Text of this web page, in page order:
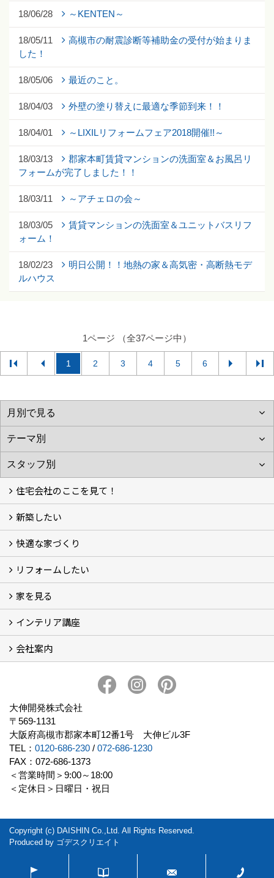
18/06/28 ～KENTEN～
18/05/11
高槻市の耐震診断等補助金の受付が始まりま
した！
18/05/06 最近のこと。
18/04/03 外壁の塗り替えに最適な季節到来！！
18/04/01 ～LIXILリフォームフェア2018開催!!～
18/03/13
郡家本町賃貸マンションの洗面室＆お風呂リ
フォームが完了しました！！
18/03/11 ～アチェロの会～
18/03/05
賃貸マンションの洗面室＆ユニットバスリフ
ォーム！
18/02/23
明日公開！！地熱の家＆高気密・高断熱モデ
ルハウス
1ページ （全37ページ中）
1 2 3 4 5 6
住宅会社のここを見て！
家づくりをはじめる前に
施主をラクさせる会社とは？
理想の家を建てるには？
新築したい
こだわり
大伸の家づくり体制
地熱＆太陽光の家
家づくりスケジュール
アフター・保証体制
快適な家づくり
建替えたい
リフォームしたい
小さなリフォーム
大きなリフォーム
ビフォーアフター
家を見る
お客様の声
フォトギャラリー
ただいま建築中
施工実績
インテリア講座
イベント予告
イベント報告
会社案内
プライバシーポリシー
大伸開発株式会社
〒569-1131
大阪府高槻市郡家本町12番1号 大伸ビル3F
TEL： 0120-686-230 / 072-686-1230
FAX：072-686-1373
＜営業時間＞9:00～18:00
＜定休日＞日曜日・祝日
Copyright (c) DAISHIN Co.,Ltd. All Rights Reserved.
Produced by ゴデスクリエイト